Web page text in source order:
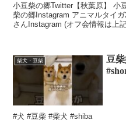
小豆柴の郷Twitter【秋葉原】 小
柴の郷Instagram アニマルタイ
さんInstagram (オフ会情報は上
柴犬・豆柴
豆
#犬 #豆柴 #柴犬 #shiba